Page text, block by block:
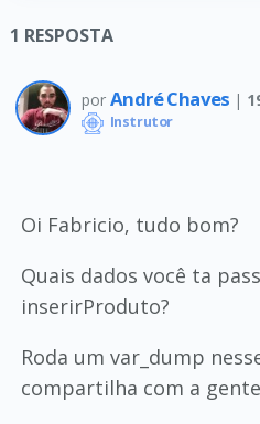
1 RESPOSTA
por André Chaves |
Instrutor
Oi Fabricio, tudo bom?
Quais dados você ta
inserirProduto?
Roda um var_dump
compartilha com a